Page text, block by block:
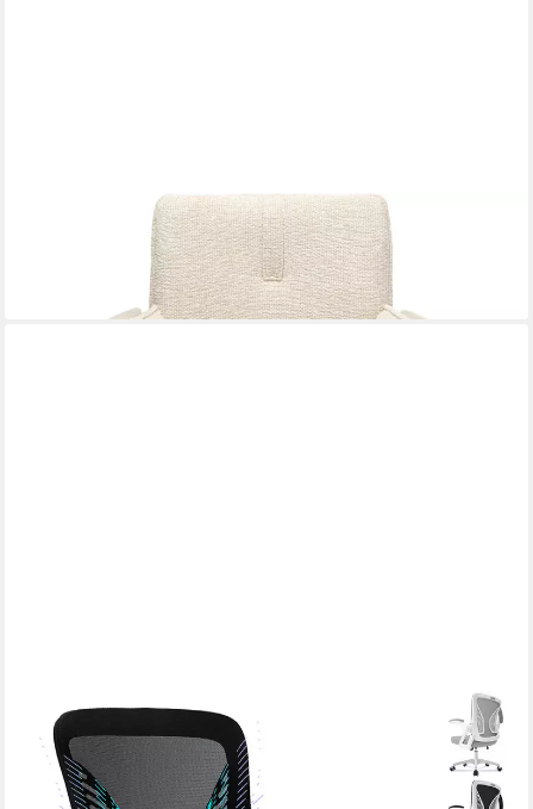
lieferbar - in 6-7 Werktagen bei dir
MILACYEE
Bürostuhl Ergonomischer Bürostuhl mit 90° klappbaren,
gepolsterten Armlehnen (Höhenverstellbarer Atmungsaktiv
Chefsessel mit geräuscharmen Rollen,Drehstuhl mit dynamische